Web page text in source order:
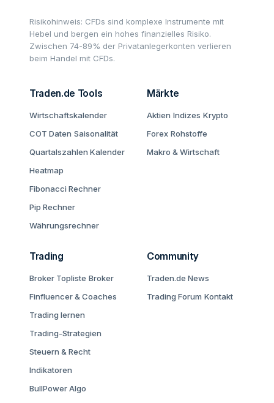
Risikohinweis: CFDs sind komplexe Instrumente mit
Hebel und bergen ein hohes finanzielles Risiko.
Zwischen 74-89% der Privatanlegerkonten verlieren
beim Handel mit CFDs.
Traden.de Tools
Wirtschaftskalender
COT Daten Saisonalität
Quartalszahlen Kalender
Heatmap
Fibonacci Rechner
Pip Rechner
Währungsrechner
Märkte
Aktien Indizes Krypto
Forex Rohstoffe
Makro & Wirtschaft
Trading
Broker Topliste Broker
Finfluencer & Coaches
Trading lernen
Trading-Strategien
Steuern & Recht
Indikatoren
BullPower Algo
Community
Traden.de News
Trading Forum Kontakt